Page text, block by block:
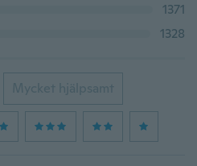
1371
1328
Mycket hjälpsamt